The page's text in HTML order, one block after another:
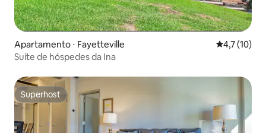
Apartamento ⋅ Fayetteville 4,7 de uma
4,7 (10)
Suíte de hóspedes da Ina
Superhost
Superhost